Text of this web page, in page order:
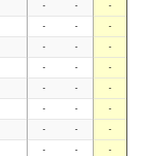
- - -
- - -
- - -
- - -
- - -
- - -
- - -
- - -